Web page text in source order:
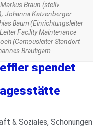
Braun (stellv.
Johanna Katzenberger
Baum (Einrichtungsleiter
Facility Maintenance
(Campusleiter Standort
Bräutigam
spendet
& Soziales, Schonungen